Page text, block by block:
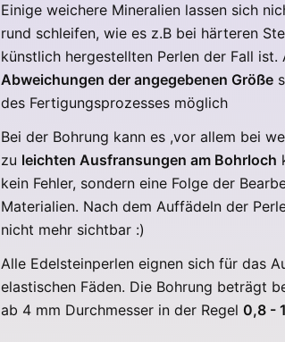
Einige weichere Mineralien lassen sich
rund schleifen, wie es z.B bei härteren
künstlich hergestellten Perlen der Fall ist.
Abweichungen der angegebenen Größe
des Fertigungsprozesses möglich
Bei der Bohrung kann es ,vor allem bei
zu leichten Ausfransungen am Bohrloch
kein Fehler, sondern eine Folge der
Materialien. Nach dem Auffädeln der
nicht mehr sichtbar :)
Alle Edelsteinperlen eignen sich für das
elastischen Fäden. Die Bohrung beträgt
ab 4 mm Durchmesser in der Regel 0,8 -